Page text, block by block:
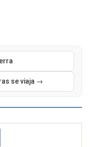
se viaja →